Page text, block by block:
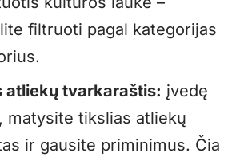
filtruoti pagal kategorijas
atliekų tvarkaraštis: įvedę
matysite tikslias atliekų
ir gausite priminimus. Čia